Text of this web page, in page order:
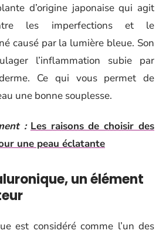
d’origine japonaise qui agit
les imperfections et le
causé par la lumière bleue. Son
l’inflammation subie par
Ce qui vous permet de
une bonne souplesse.
: Les raisons de choisir des
une peau éclatante
un élément
est considéré comme l’un des